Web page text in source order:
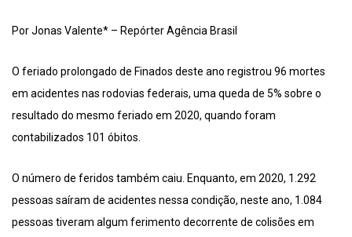
Por Jonas Valente* – Repórter Agência Brasil
O feriado prolongado de Finados deste ano registrou 96 mortes
em acidentes nas rodovias federais, uma queda de 5% sobre o
resultado do mesmo feriado em 2020, quando foram
contabilizados 101 óbitos.
O número de feridos também caiu. Enquanto, em 2020, 1.292
pessoas saíram de acidentes nessa condição, neste ano, 1.084
pessoas tiveram algum ferimento decorrente de colisões em